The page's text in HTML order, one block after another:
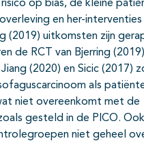
op bias, de kleine
en her-interventies
(2019) uitkomsten zijn
de RCT van Bjerring
(2020) en Sicic (2017)
als
niet overeenkomt met de
gesteld in de PICO.
niet geheel